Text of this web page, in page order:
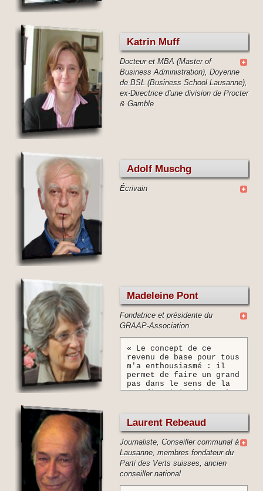
Katrin Muff
Docteur et MBA (Master of
Business Administration), Doyenne
de BSL (Business School Lausanne),
ex-Directrice d'une division de Procter
& Gamble
Adolf Muschg
Écrivain
Madeleine Pont
Fondatrice et présidente du
GRAAP-Association
« Le concept de ce
revenu de base pour tous
m'a enthousiasmé : il
permet de faire un grand
pas dans le sens de la
non discrimination entre
handicapés. C'est une
réelle révolution au
Au même titre,
probablement, que
l'introduction de l'AVS.
Penser une société en
Laurent Rebeaud
Journaliste, Conseiller communal à
Lausanne, membres fondateur du
Parti des Verts suisses, ancien
conseiller national